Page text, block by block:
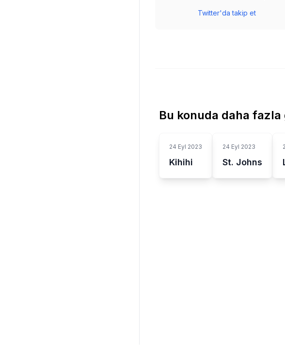
Twitter'da takip et
Bu konuda daha fazla
24 Eyl 2023
Kihihi
24 Eyl 2023
St. Johns